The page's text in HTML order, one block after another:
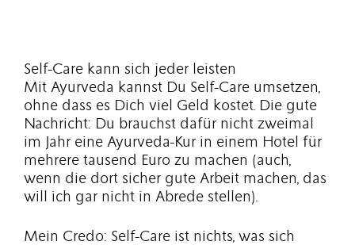
Self-Care kann sich jeder leisten
Mit Ayurveda kannst Du Self-Care umsetzen,
ohne dass es Dich viel Geld kostet. Die gute
Nachricht: Du brauchst dafür nicht zweimal
im Jahr eine Ayurveda-Kur in einem Hotel für
mehrere tausend Euro zu machen (auch,
wenn die dort sicher gute Arbeit machen, das
will ich gar nicht in Abrede stellen).
Mein Credo: Self-Care ist nichts, was sich